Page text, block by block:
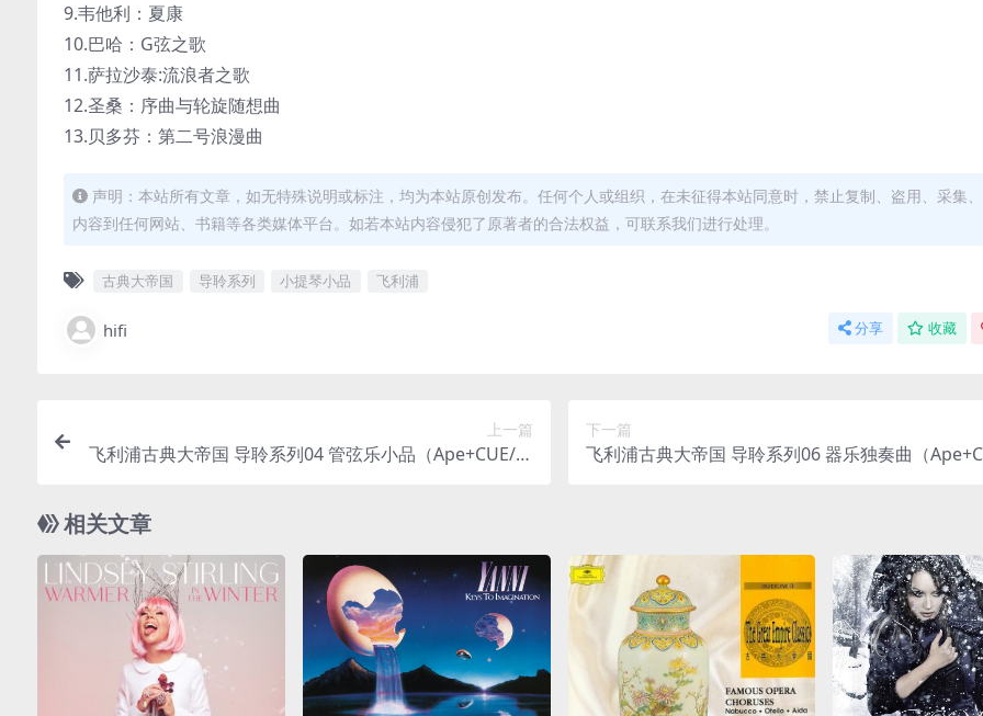
9.韦他利：夏康
10.巴哈：G弦之歌
11.萨拉沙泰:流浪者之歌
12.圣桑：序曲与轮旋随想曲
13.贝多芬：第二号浪漫曲
声明：本站所有文章，如无特殊说明或标注，均为本站原创发布。任何个人或组织，在未征得本站同意时，禁止复制、盗用、采集
内容到任何网站、书籍等各类媒体平台。如若本站内容侵犯了原著者的合法权益，可联系我们进行处理。
古典大帝国 导聆系列 小提琴小品 飞利浦
hifi 分享 收藏
上一篇
飞利浦古典大帝国 导聆系列04 管弦乐小品（Ape+CUE/整
下一篇
飞利浦古典大帝国 导聆系列06 器乐独奏曲（
相关文章